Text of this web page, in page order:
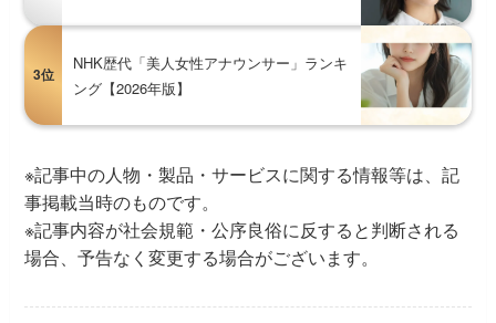
3位
NHK歴代「美人女性アナウンサー」ランキ
ング【2026年版】
※記事中の人物・製品・サービスに関する情報等は、記
事掲載当時のものです。
※記事内容が社会規範・公序良俗に反すると判断される
場合、予告なく変更する場合がございます。